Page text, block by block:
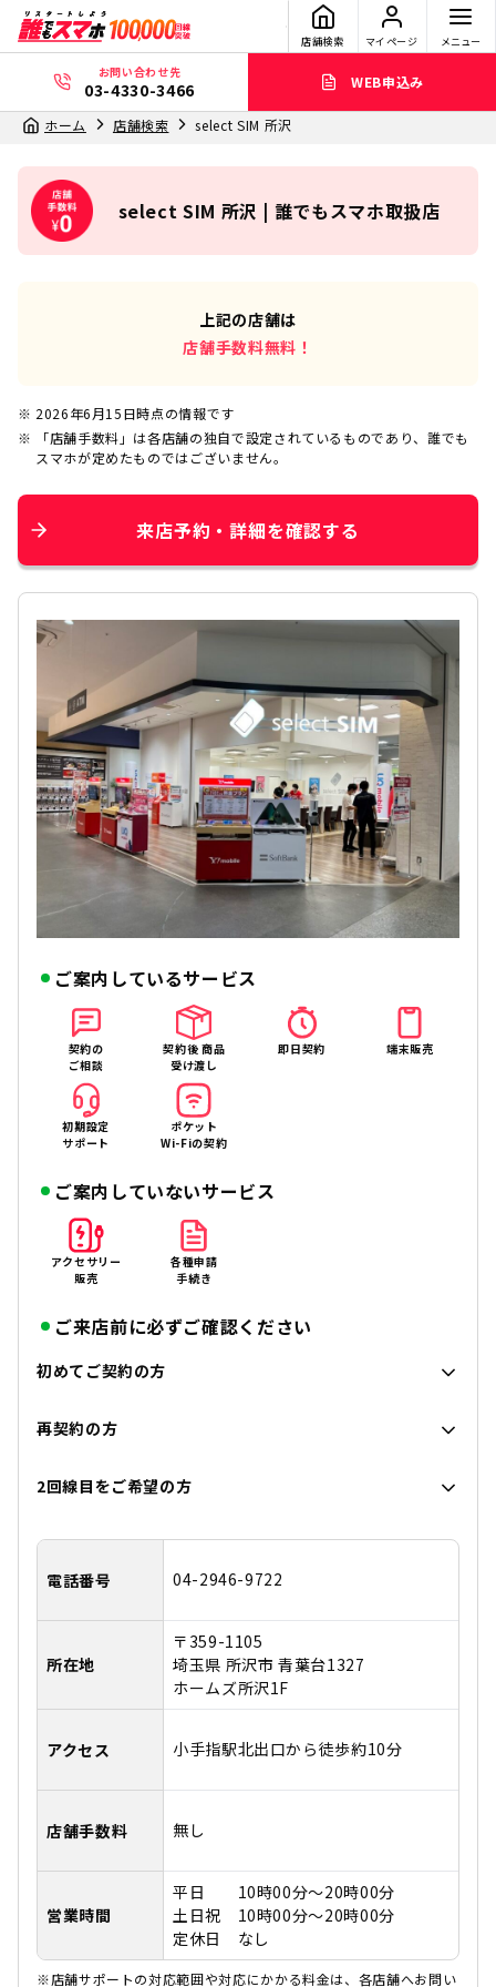
店舗検索 マイページ メニュー
お問い合わせ先
03-4330-3466 WEB申込み
ホーム 店舗検索 select SIM 所沢
select SIM 所沢 | 誰でもスマホ取扱店
上記の店舗は
店舗手数料無料！
2026年6月15日時点の情報です
「店舗手数料」は各店舗の独自で設定されているものであり、誰でも
スマホが定めたものではございません。
来店予約・詳細を確認する
ご案内しているサービス
契約の
ご相談
契約後 商品
受け渡し
即日契約 端末販売
初期設定
サポート
ポケット
Wi-Fiの契約
ご案内していないサービス
アクセサリー
販売
各種申請
手続き
ご来店前に必ずご確認ください
初めてご契約の方
再契約の方
2回線目をご希望の方
電話番号 04-2946-9722
所在地
〒359-1105
埼玉県 所沢市 青葉台1327
ホームズ所沢1F
アクセス 小手指駅北出口から徒歩約10分
店舗手数料 無し
営業時間
平日 10時00分～20時00分
土日祝 10時00分～20時00分
定休日 なし
※店舗サポートの対応範囲や対応にかかる料金は、各店舗へお問い